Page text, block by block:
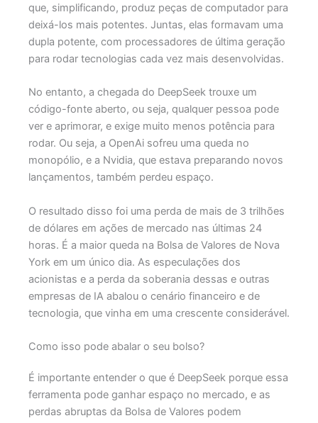
que, simplificando, produz peças de computador para
deixá-los mais potentes. Juntas, elas formavam uma
dupla potente, com processadores de última geração
para rodar tecnologias cada vez mais desenvolvidas.
No entanto, a chegada do DeepSeek trouxe um
código-fonte aberto, ou seja, qualquer pessoa pode
ver e aprimorar, e exige muito menos potência para
rodar. Ou seja, a OpenAi sofreu uma queda no
monopólio, e a Nvidia, que estava preparando novos
lançamentos, também perdeu espaço.
O resultado disso foi uma perda de mais de 3 trilhões
de dólares em ações de mercado nas últimas 24
horas. É a maior queda na Bolsa de Valores de Nova
York em um único dia. As especulações dos
acionistas e a perda da soberania dessas e outras
empresas de IA abalou o cenário financeiro e de
tecnologia, que vinha em uma crescente considerável.
Como isso pode abalar o seu bolso?
É importante entender o que é DeepSeek porque essa
ferramenta pode ganhar espaço no mercado, e as
perdas abruptas da Bolsa de Valores podem